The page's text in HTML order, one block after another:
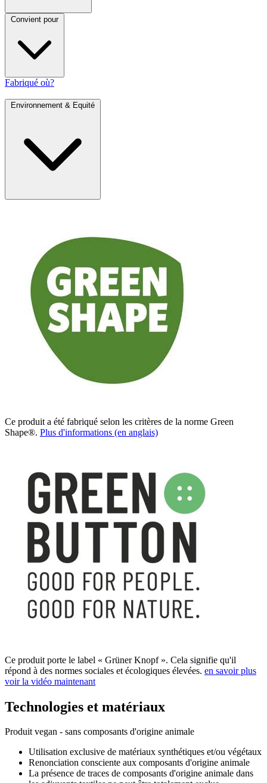
Convient pour
Fabriqué où?
Environnement & Equité
Ce produit a été fabriqué selon les critères de la norme Green
Shape®. Plus d'informations (en anglais)
Ce produit porte le label « Grüner Knopf ». Cela signifie qu'il
répond à des normes sociales et écologiques élevées. en savoir plus
voir la vidéo maintenant
Technologies et matériaux
Produit vegan - sans composants d'origine animale
Utilisation exclusive de matériaux synthétiques et/ou végétaux
Renonciation consciente aux composants d'origine animale
La présence de traces de composants d'origine animale dans